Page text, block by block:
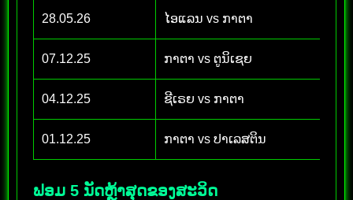
28.05.26 ໄອແລນ vs ກາຕາ
07.12.25 ກາຕາ vs ຕູນິເຊຍ
04.12.25 ຊີເຣຍ vs ກາຕາ
01.12.25 ກາຕາ vs ປາເລສຕິນ
ຟອມ 5 ນັດຫຼ້າສຸດຂອງສະວິດ